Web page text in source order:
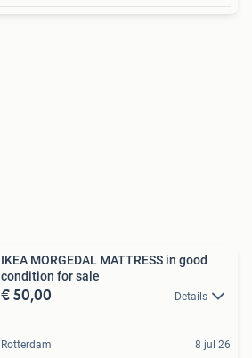
IKEA MORGEDAL MATTRESS in good
condition for sale
€ 50,00 Details
Rotterdam 8 jul 26